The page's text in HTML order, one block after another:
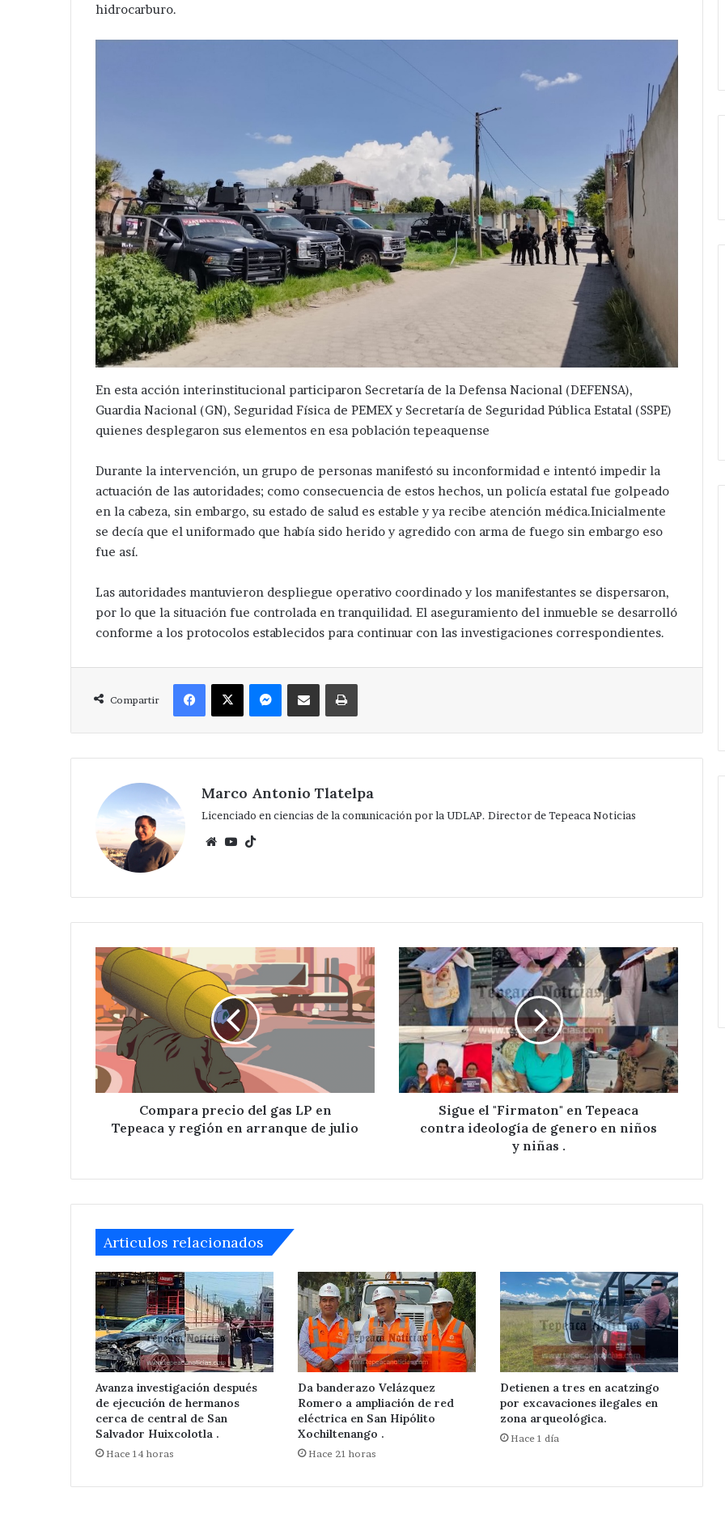
hidrocarburo.
En esta acción interinstitucional participaron Secretaría de la Defensa Nacional (DEFENSA),
Guardia Nacional (GN), Seguridad Física de PEMEX y Secretaría de Seguridad Pública Estatal (SSPE)
quienes desplegaron sus elementos en esa población tepeaquense
Durante la intervención, un grupo de personas manifestó su inconformidad e intentó impedir la
actuación de las autoridades; como consecuencia de estos hechos, un policía estatal fue golpeado
en la cabeza, sin embargo, su estado de salud es estable y ya recibe atención médica.Inicialmente
se decía que el uniformado que había sido herido y agredido con arma de fuego sin embargo eso
fue así.
Las autoridades mantuvieron despliegue operativo coordinado y los manifestantes se dispersaron,
por lo que la situación fue controlada en tranquilidad. El aseguramiento del inmueble se desarrolló
conforme a los protocolos establecidos para continuar con las investigaciones correspondientes.
Compartir
Facebook
X MessengerCompartir via CorreoImprimir
Marco Antonio Tlatelpa
Licenciado en ciencias de la comunicación por la UDLAP. Director de Tepeaca Noticias
WebsiteYouTube
Compara
precio
del
gas
LP
en
Tepeaca
y
región en
Compara precio del gas LP en
Tepeaca y región en arranque de julio
Sigue
el
"Firmaton"
en
Tepeaca
contra
ideología
genero
niños
Sigue el "Firmaton" en Tepeaca
contra ideología de genero en niños
y niñas .
Articulos relacionados
Avanza investigación después
de ejecución de hermanos
cerca de central de San
Salvador Huixcolotla .
Hace 14 horas
Da banderazo Velázquez
Romero a ampliación de red
eléctrica en San Hipólito
Xochiltenango .
Hace 21 horas
Detienen a tres en acatzingo
por excavaciones ilegales en
zona arqueológica.
Hace 1 día
Desaparece otra mujer en
Tepeaca ; ahora en la colonia
Santa Cecilia .
después
de
central
Salvador
.
Hace 14 horas
de ejecución de hermanos cerca
de central de San Salvador
Huixcolotla .
Velázquez
Romero
ampliación
Xochiltenango
Hace 21 horas
Romero a ampliación de red